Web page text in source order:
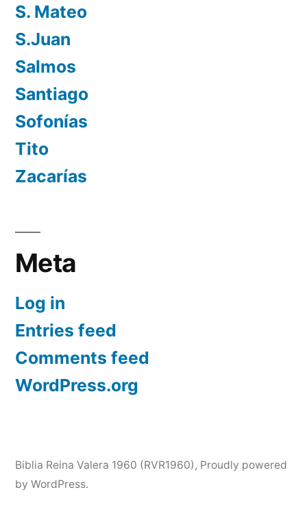
S. Mateo
S.Juan
Salmos
Santiago
Sofonías
Tito
Zacarías
Meta
Log in
Entries feed
Comments feed
WordPress.org
Biblia Reina Valera 1960 (RVR1960) , Proudly powered
by WordPress.